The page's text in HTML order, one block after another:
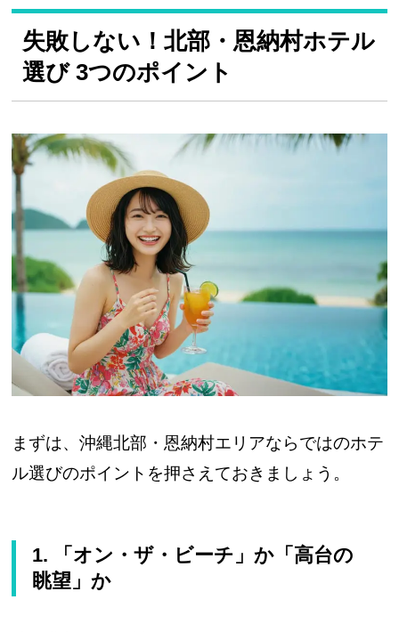
失敗しない！北部・恩納村ホテル
選び 3つのポイント
まずは、沖縄北部・恩納村エリアならではのホテ
ル選びのポイントを押さえておきましょう。
1. 「オン・ザ・ビーチ」か「高台の
眺望」か